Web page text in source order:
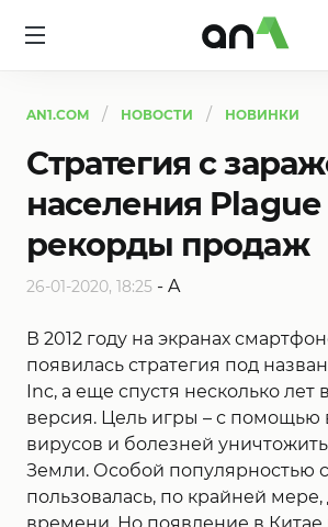
AN1.COM НОВОСТИ НОВИНКИ
Стратегия с
населения Plague
рекорды продаж
26-01-2020, 18:25 - A
В 2012 году на экранах
появилась стратегия под
Inc, а еще спустя несколько
версия. Цель игры – с
вирусов и болезней
Земли. Особой популярностью
пользовалась, по крайней